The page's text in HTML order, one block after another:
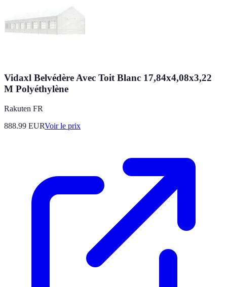
Vidaxl Belvédère Avec Toit Blanc 17,84x4,08x3,22
M Polyéthylène
Rakuten FR
888.99 EURVoir le prix